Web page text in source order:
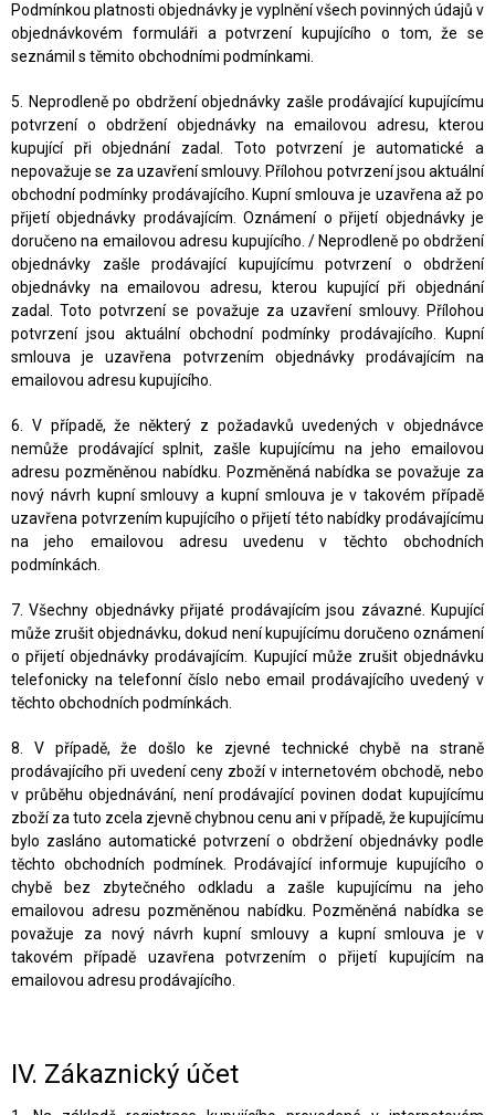
Podmínkou platnosti objednávky je vyplnění všech povinných údajů v
objednávkovém formuláři a potvrzení kupujícího o tom, že se
seznámil s těmito obchodními podmínkami.
5. Neprodleně po obdržení objednávky zašle prodávající kupujícímu
potvrzení o obdržení objednávky na emailovou adresu, kterou
kupující při objednání zadal. Toto potvrzení je automatické a
nepovažuje se za uzavření smlouvy. Přílohou potvrzení jsou aktuální
obchodní podmínky prodávajícího. Kupní smlouva je uzavřena až po
přijetí objednávky prodávajícím. Oznámení o přijetí objednávky je
doručeno na emailovou adresu kupujícího. / Neprodleně po obdržení
objednávky zašle prodávající kupujícímu potvrzení o obdržení
objednávky na emailovou adresu, kterou kupující při objednání
zadal. Toto potvrzení se považuje za uzavření smlouvy. Přílohou
potvrzení jsou aktuální obchodní podmínky prodávajícího. Kupní
smlouva je uzavřena potvrzením objednávky prodávajícím na
emailovou adresu kupujícího.
6. V případě, že některý z požadavků uvedených v objednávce
nemůže prodávající splnit, zašle kupujícímu na jeho emailovou
adresu pozměněnou nabídku. Pozměněná nabídka se považuje za
nový návrh kupní smlouvy a kupní smlouva je v takovém případě
uzavřena potvrzením kupujícího o přijetí této nabídky prodávajícímu
na jeho emailovou adresu uvedenu v těchto obchodních
podmínkách.
7. Všechny objednávky přijaté prodávajícím jsou závazné. Kupující
může zrušit objednávku, dokud není kupujícímu doručeno oznámení
o přijetí objednávky prodávajícím. Kupující může zrušit objednávku
telefonicky na telefonní číslo nebo email prodávajícího uvedený v
těchto obchodních podmínkách.
8. V případě, že došlo ke zjevné technické chybě na straně
prodávajícího při uvedení ceny zboží v internetovém obchodě, nebo
v průběhu objednávání, není prodávající povinen dodat kupujícímu
zboží za tuto zcela zjevně chybnou cenu ani v případě, že kupujícímu
bylo zasláno automatické potvrzení o obdržení objednávky podle
těchto obchodních podmínek. Prodávající informuje kupujícího o
chybě bez zbytečného odkladu a zašle kupujícímu na jeho
emailovou adresu pozměněnou nabídku. Pozměněná nabídka se
považuje za nový návrh kupní smlouvy a kupní smlouva je v
takovém případě uzavřena potvrzením o přijetí kupujícím na
emailovou adresu prodávajícího.
IV. Zákaznický účet